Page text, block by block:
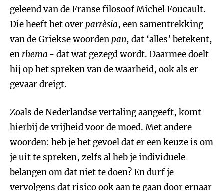
geleend van de Franse filosoof Michel Foucault.
Die heeft het overparrèsia, een samentrekking
van de Griekse woordenpan, dat ‘alles’ betekent,
en rhema - dat wat gezegd wordt. Daarmee doelt
hij op het spreken van de waarheid, ook als er
gevaar dreigt.
Zoals de Nederlandse vertaling aangeeft, komt
hierbij de vrijheid voor de moed. Met andere
woorden: heb je het gevoel dat er een keuze is om
je uit te spreken, zelfs al heb je individuele
belangen om dat niet te doen? En durf je
vervolgens dat risico ook aan te gaan door ernaar